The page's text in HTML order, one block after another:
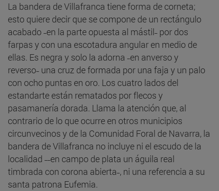
La bandera de Villafranca tiene forma de corneta;
esto quiere decir que se compone de un rectángulo
acabado ˗en la parte opuesta al mástil˗ por dos
farpas y con una escotadura angular en medio de
ellas. Es negra y solo la adorna ˗en anverso y
reverso˗ una cruz de formada por una faja y un palo
con ocho puntas en oro. Los cuatro lados del
estandarte están rematados por flecos y
pasamanería dorada. Llama la atención que, al
contrario de lo que ocurre en otros municipios
circunvecinos y de la Comunidad Foral de Navarra, la
bandera de Villafranca no incluye ni el escudo de la
localidad ˗˗en campo de plata un águila real
timbrada con corona abierta˗, ni una referencia a su
santa patrona Eufemia.